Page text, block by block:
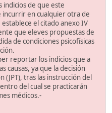
indicios de que este
incurrir en cualquier otra de
establece el citado anexo IV
que eleves propuestas de
de condiciones psicofísicas
reportar los indicios que a
causas, ya que la decisión
(JPT), tras las instrucción del
del cual se practicarán
médicos.-